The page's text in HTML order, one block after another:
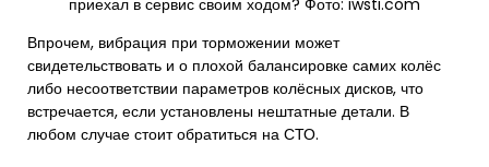
Впрочем, вибрация при торможении может
свидетельствовать и о плохой балансировке самих колёс
либо несоответствии параметров колёсных дисков, что
встречается, если установлены нештатные детали. В
любом случае стоит обратиться на СТО.